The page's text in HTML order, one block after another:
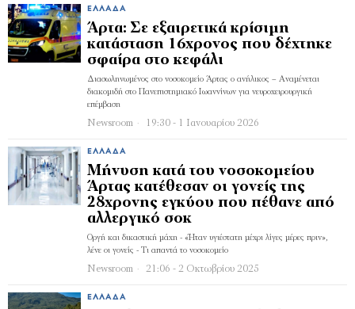
ΕΛΛΆΔΑ
Άρτα: Σε εξαιρετικά κρίσιμη
κατάσταση 16χρονος που δέχτηκε
σφαίρα στο κεφάλι
Διασωληνωμένος στο νοσοκομείο Άρτας ο ανήλικος – Αναμένεται
διακομιδή στο Πανεπιστημιακό Ιωαννίνων για νευροχειρουργική
επέμβαση
Newsroom 19:30 - 1 Ιανουαρίου 2026
ΕΛΛΆΔΑ
Μήνυση κατά του νοσοκομείου
Άρτας κατέθεσαν οι γονείς της
28χρονης εγκύου που πέθανε από
αλλεργικό σοκ
Οργή και δικαστική μάχη - «Ήταν υγιέστατη μέχρι λίγες μέρες πριν»,
λένε οι γονείς - Τι απαντά το νοσοκομείο
Newsroom 21:06 - 2 Οκτωβρίου 2025
ΕΛΛΆΔΑ